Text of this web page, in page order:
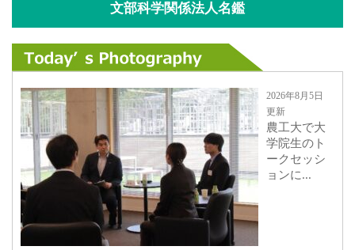
文部科学関係法人名鑑
2026年8月5日
更新
農工大で大
学院生のト
ークセッシ
ョンに...